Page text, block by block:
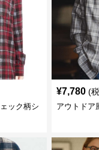
ック柄シ
¥7,780 (
アウトドア